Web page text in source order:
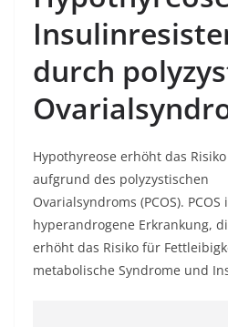
durch
Hypothyreose erhöht das
aufgrund des polyzystischen
Ovarialsyndroms (PCOS).
hyperandrogene Erkrankung,
erhöht das Risiko für
metabolische Syndrome und